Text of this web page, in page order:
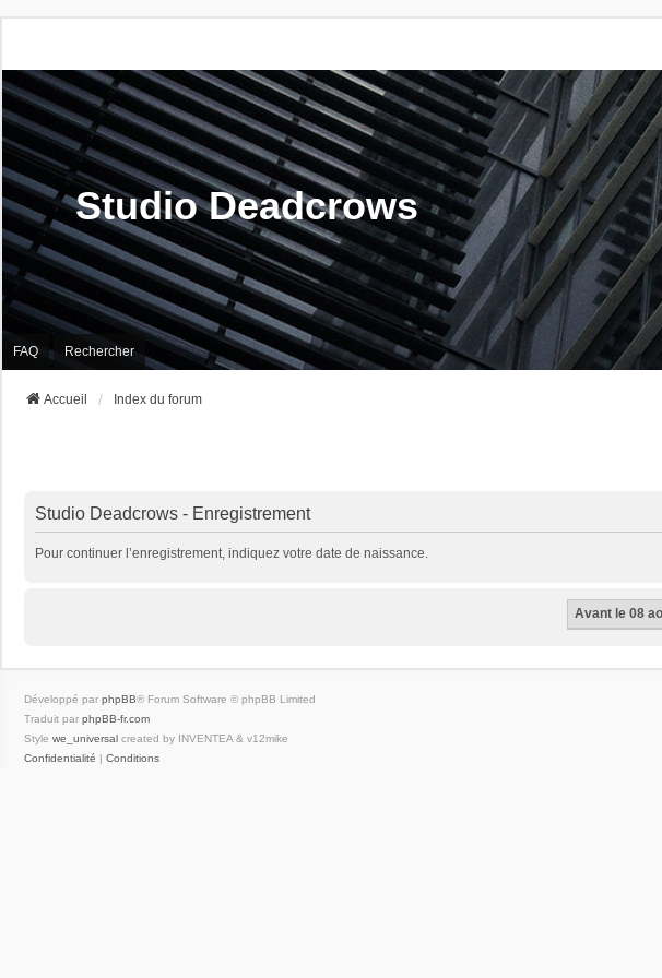
Studio Deadcrows
FAQ Rechercher
Accueil Index du forum
Studio Deadcrows - Enregistrement
Pour continuer l’enregistrement, indiquez votre date de naissance.
Développé par phpBB® Forum Software © phpBB Limited
Traduit par phpBB-fr.com
Style we_universal created by INVENTEA & v12mike
Confidentialité | Conditions